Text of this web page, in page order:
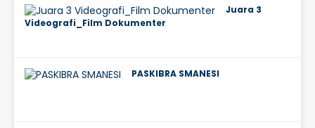
Juara 3
Videografi_Film Dokumenter
PASKIBRA SMANESI